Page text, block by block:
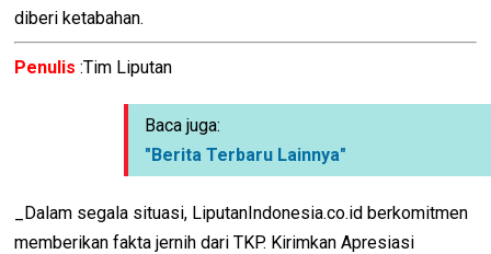
diberi ketabahan.
Penulis :Tim Liputan
Baca juga:
"Berita Terbaru Lainnya"
_Dalam segala situasi, LiputanIndonesia.co.id berkomitmen
memberikan fakta jernih dari TKP. Kirimkan Apresiasi